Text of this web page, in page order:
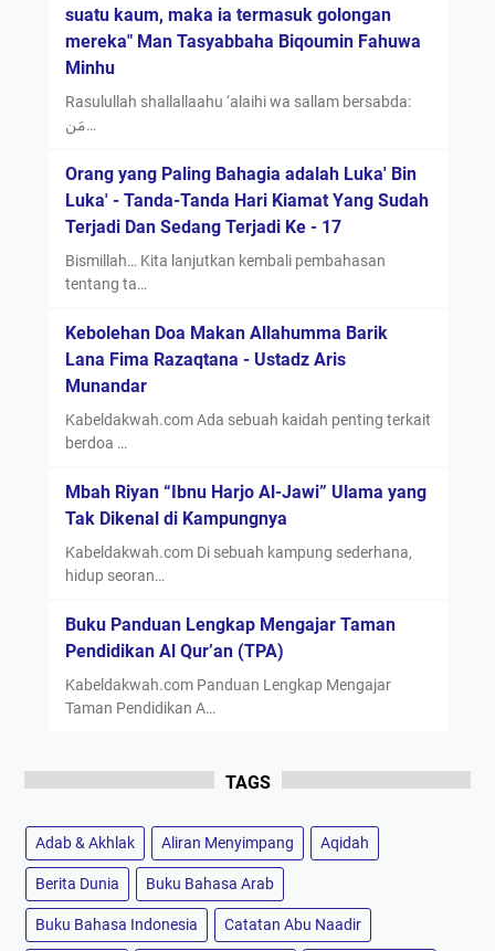
suatu kaum, maka ia termasuk golongan
mereka" Man Tasyabbaha Biqoumin Fahuwa
Minhu
Rasulullah shallallaahu ‘alaihi wa sallam bersabda:
مَن…
Orang yang Paling Bahagia adalah Luka' Bin
Luka' - Tanda-Tanda Hari Kiamat Yang Sudah
Terjadi Dan Sedang Terjadi Ke - 17
Bismillah… Kita lanjutkan kembali pembahasan
tentang ta…
Kebolehan Doa Makan Allahumma Barik
Lana Fima Razaqtana - Ustadz Aris
Munandar
Kabeldakwah.com Ada sebuah kaidah penting terkait
berdoa …
Mbah Riyan “Ibnu Harjo Al-Jawi” Ulama yang
Tak Dikenal di Kampungnya
Kabeldakwah.com Di sebuah kampung sederhana,
hidup seoran…
Buku Panduan Lengkap Mengajar Taman
Pendidikan Al Qur’an (TPA)
Kabeldakwah.com Panduan Lengkap Mengajar
Taman Pendidikan A…
TAGS
Adab & Akhlak Aliran Menyimpang Aqidah
Berita Dunia Buku Bahasa Arab
Buku Bahasa Indonesia Catatan Abu Naadir